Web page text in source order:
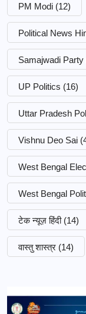
PM Modi (12)
Political News
Samajwadi Party
UP Politics (16)
Uttar Pradesh
Vishnu Deo Sai
West Bengal
West Bengal
टेक न्यूज़ हिंदी (14)
वास्तु शास्त्र (14)